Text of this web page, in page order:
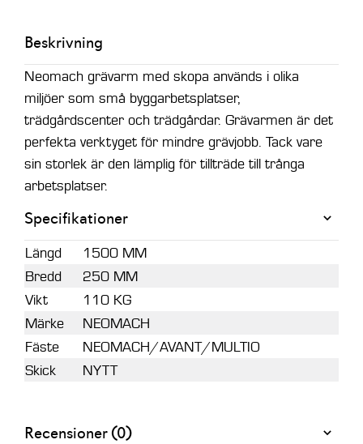
Beskrivning
Neomach grävarm med skopa används i olika
miljöer som små byggarbetsplatser,
trädgårdscenter och trädgårdar. Grävarmen är det
perfekta verktyget för mindre grävjobb. Tack vare
sin storlek är den lämplig för tillträde till trånga
arbetsplatser.
Specifikationer
Längd
1500 MM
Bredd
250 MM
Vikt
110 KG
Märke
NEOMACH
Fäste
NEOMACH/AVANT/MULTIO
Skick
NYTT
Recensioner (0)